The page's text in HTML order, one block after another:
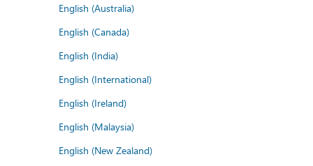
English (Australia)
English (Canada)
English (India)
English (International)
English (Ireland)
English (Malaysia)
English (New Zealand)